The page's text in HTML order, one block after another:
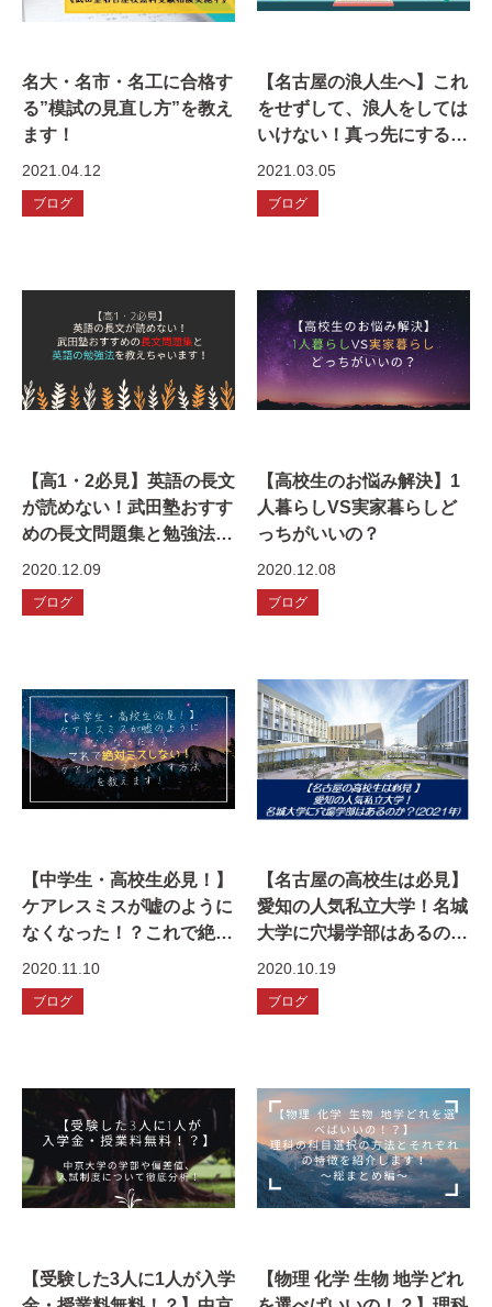
名大・名市・名工に合格す
る”模試の見直し方”を教え
ます！
2021.04.12
ブログ
【名古屋の浪人生へ】これ
をせずして、浪人をしては
いけない！真っ先にするべ
きこととは！
2021.03.05
ブログ
【高1・2必見】英語の長文
が読めない！武田塾おすす
めの長文問題集と勉強法を
教えちゃいます！
2020.12.09
ブログ
【高校生のお悩み解決】1
人暮らしVS実家暮らしど
っちがいいの？
2020.12.08
ブログ
【中学生・高校生必見！】
ケアレスミスが嘘のように
なくなった！？これで絶対
ミスしない！ケアレスミス
をなくす方法を教えます！
2020.11.10
ブログ
【名古屋の高校生は必見】
愛知の人気私立大学！名城
大学に穴場学部はあるの
か？(2021年入試版)
2020.10.19
ブログ
【受験した3人に1人が入学
【物理 化学 生物 地学どれ